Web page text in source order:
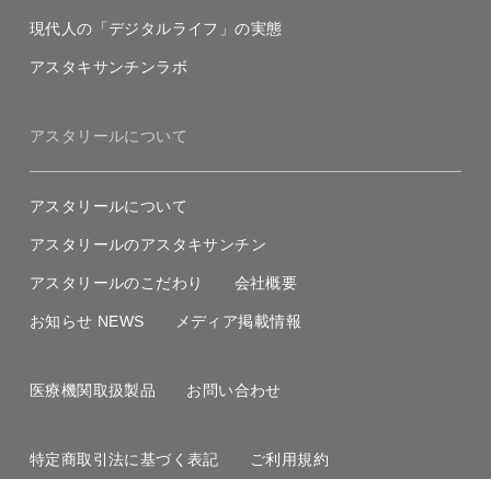
現代人の「デジタルライフ」の実態
アスタキサンチンラボ
アスタリールについて
アスタリールについて
アスタリールのアスタキサンチン
アスタリールのこだわり 会社概要
お知らせ NEWS メディア掲載情報
医療機関取扱製品 お問い合わせ
特定商取引法に基づく表記 ご利用規約